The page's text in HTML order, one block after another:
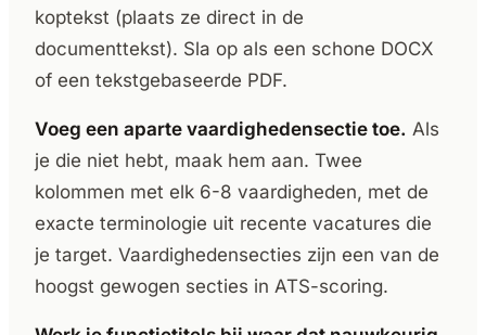
koptekst (plaats ze direct in de
documenttekst). Sla op als een schone DOCX
of een tekstgebaseerde PDF.
Voeg een aparte vaardighedensectie toe. Als
je die niet hebt, maak hem aan. Twee
kolommen met elk 6-8 vaardigheden, met de
exacte terminologie uit recente vacatures die
je target. Vaardighedensecties zijn een van de
hoogst gewogen secties in ATS-scoring.